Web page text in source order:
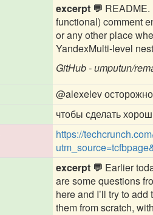
excerpt 💬 README.
functional) comment
or any other place
YandexMulti-level
GitHub - umputun/
@alexelev
чтобы сделать
https://
excerpt 💬 Earlier
are some questions
here and I’ll try to
them from scratch,